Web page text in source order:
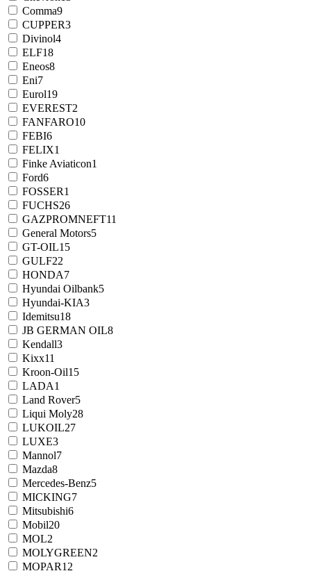
Comma9
CUPPER3
Divinol4
ELF18
Eneos8
Eni7
Eurol19
EVEREST2
FANFARO10
FEBI6
FELIX1
Finke Aviaticon1
Ford6
FOSSER1
FUCHS26
GAZPROMNEFT11
General Motors5
GT-OIL15
GULF22
HONDA7
Hyundai Oilbank5
Hyundai-KIA3
Idemitsu18
JB GERMAN OIL8
Kendall3
Kixx11
Kroon-Oil15
LADA1
Land Rover5
Liqui Moly28
LUKOIL27
LUXE3
Mannol7
Mazda8
Mercedes-Benz5
MICKING7
Mitsubishi6
Mobil20
MOL2
MOLYGREEN2
MOPAR12